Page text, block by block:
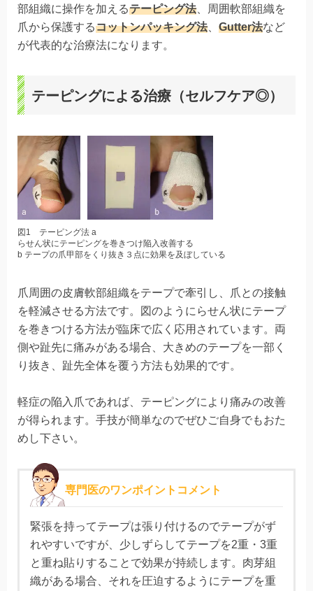
部組織に操作を加えるテーピング法、周囲軟部組織を
爪から保護するコットンパッキング法、 Gutter法など
が代表的な治療法になります。
テーピングによる治療（セルフケア◎）
図1 テーピング法 a
らせん状にテーピングを巻きつけ陥入改善する
b テープの爪甲部をくり抜き３点に効果を及ぼしている
爪周囲の皮膚軟部組織をテープで牽引し、爪との接触
を軽減させる方法です。図のようにらせん状にテープ
を巻きつける方法が臨床で広く応用されています。両
側や趾先に痛みがある場合、大きめのテープを一部く
り抜き、趾先全体を覆う方法も効果的です。
軽症の陥入爪であれば、テーピングにより痛みの改善
が得られます。手技が簡単なのでぜひご自身でもおた
めし下さい。
専門医のワンポイントコメント
緊張を持ってテープは張り付けるのでテープがず
れやすいですが、少しずらしてテープを2重・3重
と重ね貼りすることで効果が持続します。肉芽組
織がある場合、それを圧迫するようにテープを重